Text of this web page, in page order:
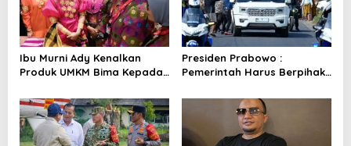
Ibu Murni Ady Kenalkan
Produk UMKM Bima Kepada
Presiden Prabowo :
Pemerintah Harus Berpihak